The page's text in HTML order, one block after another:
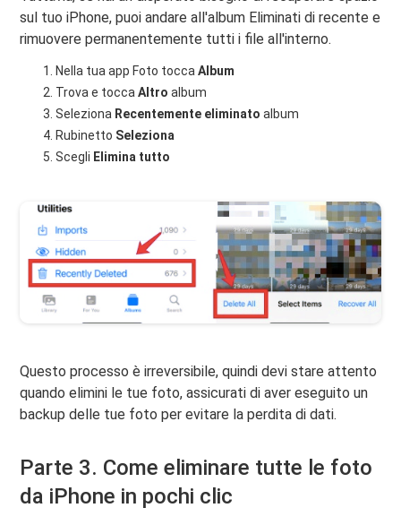
sul tuo iPhone, puoi andare all'album Eliminati di recente e
rimuovere permanentemente tutti i file all'interno.
Nella tua app Foto toccaAlbum
Trova e toccaAltro album
Seleziona Recentemente eliminato album
Rubinetto Seleziona
Scegli Elimina tutto
Questo processo è irreversibile, quindi devi stare attento
quando elimini le tue foto, assicurati di aver eseguito un
backup delle tue foto per evitare la perdita di dati.
Parte 3. Come eliminare tutte le foto
da iPhone in pochi clic